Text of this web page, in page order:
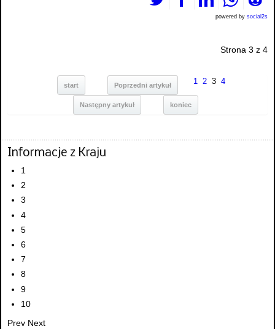
powered by social2s
Strona 3 z 4
start Poprzedni artykuł 1 2 3 4
Następny artykuł koniec
Informacje z Kraju
1
2
3
4
5
6
7
8
9
10
Prev Next